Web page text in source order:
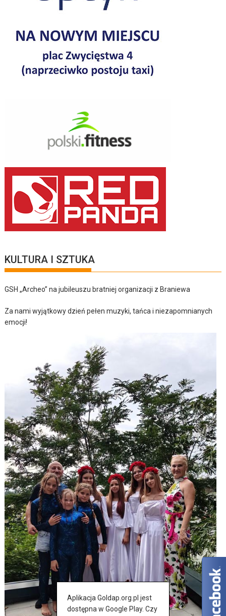
KULTURA I SZTUKA
GSH „Archeo” na jubileuszu bratniej organizacji z Braniewa
Za nami wyjątkowy dzień pełen muzyki, tańca i niezapomnianych
emocji!
Aplikacja Goldap.org.pl jest
dostępna w Google Play. Czy